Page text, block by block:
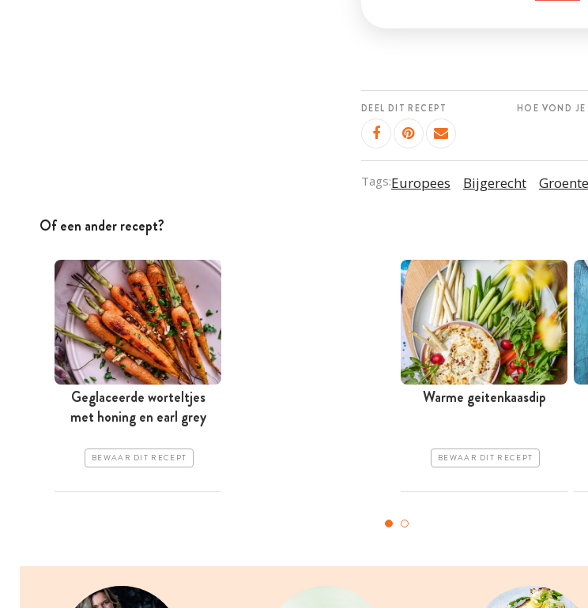
DEEL DIT RECEPT HOE VOND JE
Tags:Europees Bijgerecht
Of een ander recept?
Geglaceerde worteltjes
met honing en earl grey
BEWAAR DIT RECEPT
Warme geitenkaasdip
BEWAAR DIT RECEPT